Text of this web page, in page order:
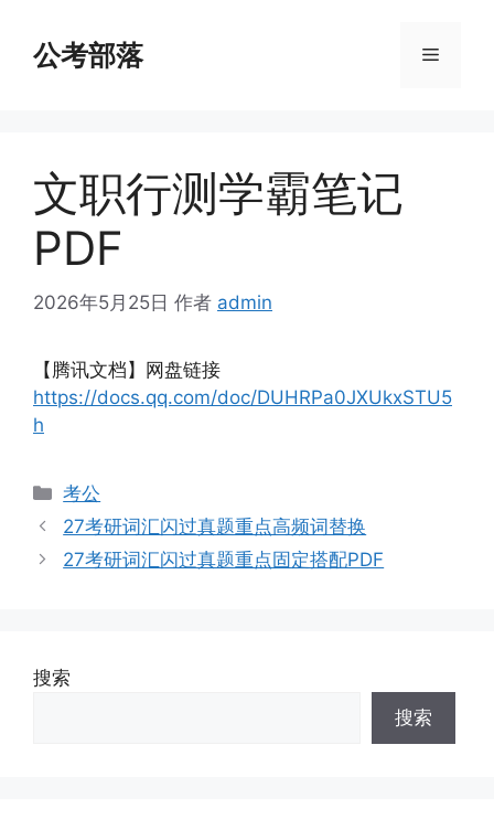
公考部落 菜
文职行测学霸笔记
PDF
2026年5月25日 作者 admin
【腾讯文档】网盘链接
https://docs.qq.com/doc/DUHRPa0JXUkxSTU5
h
分
类
考公
27考研词汇闪过真题重点高频词替换
27考研词汇闪过真题重点固定搭配PDF
搜索
搜索